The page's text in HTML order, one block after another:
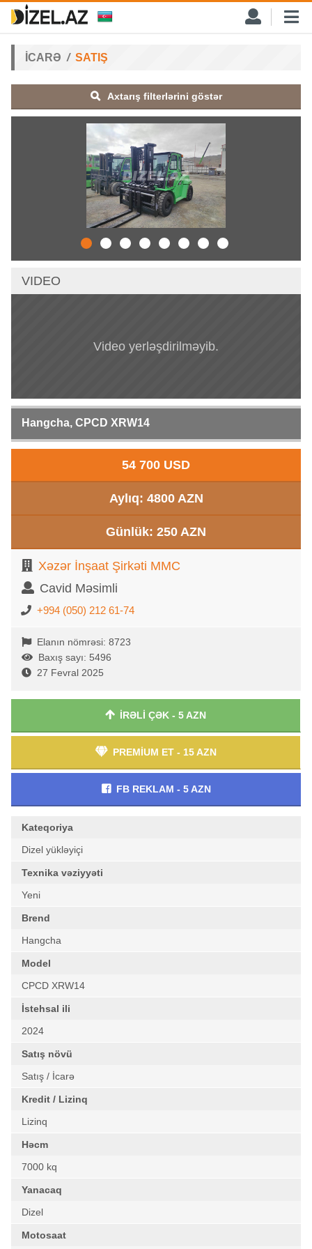
İCARƏ SATIŞ
Axtarış filterlərini göstər
VIDEO
Video yerləşdirilməyib.
Hangcha, CPCD XRW14
54 700 USD
Aylıq: 4800 AZN
Günlük: 250 AZN
Xəzər İnşaat Şirkəti MMC
Cavid Məsimli
+994 (050) 212 61-74
Elanın nömrəsi: 8723
Baxış sayı: 5496
27 Fevral 2025
İRƏLİ ÇƏK - 5 AZN
PREMİUM ET - 15 AZN
FB REKLAM - 5 AZN
Kateqoriya
Dizel yükləyiçi
Texnika vəziyyəti
Yeni
Brend
Hangcha
Model
CPCD XRW14
İstehsal ili
2024
Satış növü
Satış / İcarə
Kredit / Lizinq
Lizinq
Həcm
7000 kq
Yanacaq
Dizel
Motosaat